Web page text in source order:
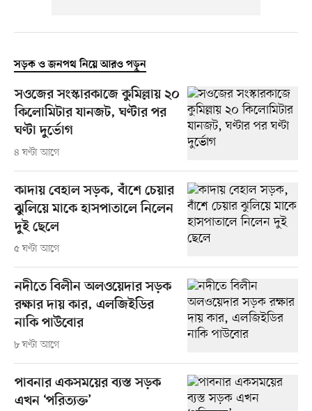
সড়ক ও জনপথ নিয়ে আরও পড়ুন
সওজের সংস্কারকাজে কুমিল্লায় ২০
কিলোমিটার যানজট, ঘণ্টার পর
ঘণ্টা দুর্ভোগ
৪ ঘণ্টা আগে
কাদায় বেহাল সড়ক, বাঁশে চেয়ার
ঝুলিয়ে মাকে হাসপাতালে নিলেন
দুই ছেলে
৫ ঘণ্টা আগে
নদীতে বিলীন অলওয়েদার সড়ক
রক্ষার দায় কার, এলজিইডির
নাকি পাউবোর
৮ ঘণ্টা আগে
পাবনার একসময়ের ব্যস্ত সড়ক
এখন ‘পরিত্যক্ত’